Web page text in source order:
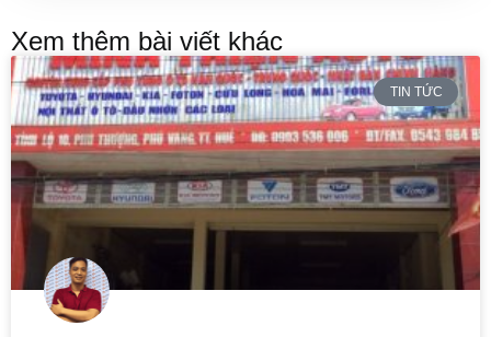
Xem thêm bài viết khác
TIN TỨC